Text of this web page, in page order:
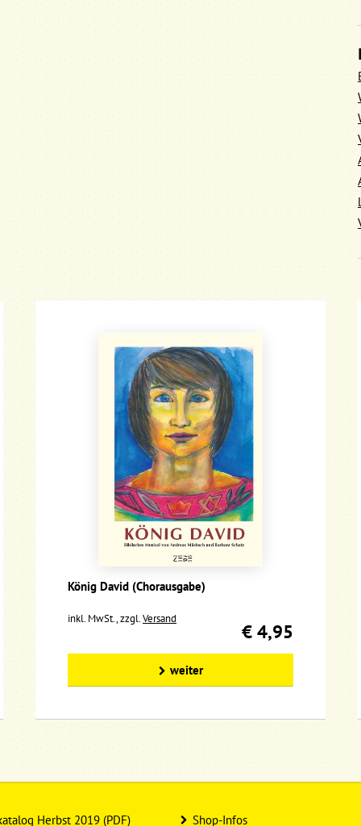
König David (Chorausgabe)
inkl. MwSt., zzgl.Versand
€ 4,95
weiter
Herbst 2019 (PDF) Shop-Infos